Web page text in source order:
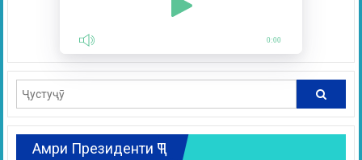
0:00
Амри Президенти ҶТ